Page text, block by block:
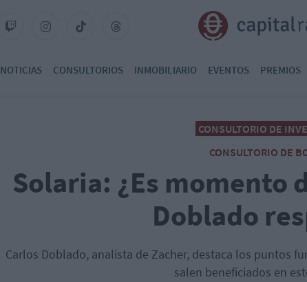
NOTICIAS CONSULTORIOS INMOBILIARIO EVENTOS PREMIOS
CONSULTORIO DE
CONSULTORIO DE
Solaria: ¿Es momento
Doblado
Carlos Doblado, analista de Zacher, destaca los puntos
salen beneficiados en